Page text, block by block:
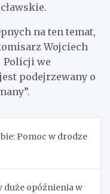
na ten temat,
Wojciech
Policji we
podejrzewany o
Pomoc w drodze
duże opóźnienia w